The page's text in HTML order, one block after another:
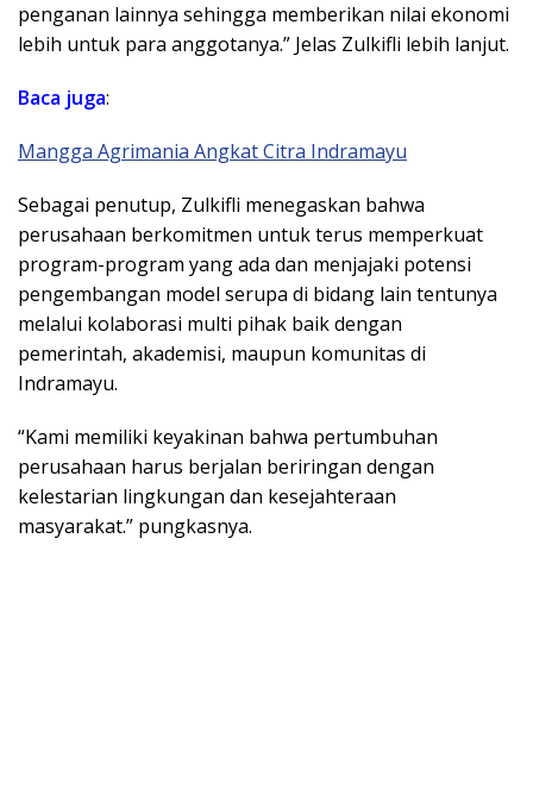
penganan lainnya sehingga memberikan nilai ekonomi
lebih untuk para anggotanya.” Jelas Zulkifli lebih lanjut.
Baca juga:
Mangga Agrimania Angkat Citra Indramayu
Sebagai penutup, Zulkifli menegaskan bahwa
perusahaan berkomitmen untuk terus memperkuat
program-program yang ada dan menjajaki potensi
pengembangan model serupa di bidang lain tentunya
melalui kolaborasi multi pihak baik dengan
pemerintah, akademisi, maupun komunitas di
Indramayu.
“Kami memiliki keyakinan bahwa pertumbuhan
perusahaan harus berjalan beriringan dengan
kelestarian lingkungan dan kesejahteraan
masyarakat.” pungkasnya.